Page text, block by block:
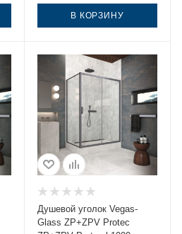
В КОРЗИНУ
Душевой уголок Vegas-
Glass ZP+ZPV Protec